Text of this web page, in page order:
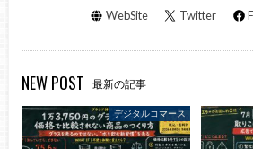
WebSite Twitter
NEW POST 最新の記事
デジタルコマース